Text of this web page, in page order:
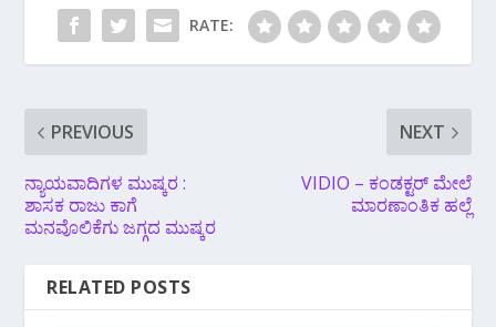
RATE:
PREVIOUS
ನ್ಯಾಯವಾದಿಗಳ ಮುಷ್ಕರ :
ಶಾಸಕ ರಾಜು ಕಾಗೆ
ಮನವೊಲಿಕೆಗು ಜಗ್ಗದ ಮುಷ್ಕರ
NEXT
VIDIO – ಕಂಡಕ್ಟರ್ ಮೇಲೆ
ಮಾರಣಾಂತಿಕ ಹಲ್ಲೆ
RELATED POSTS